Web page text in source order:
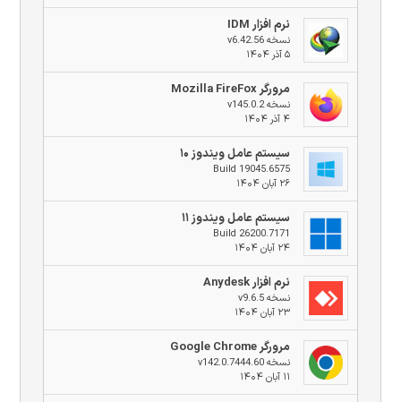
نرم افزار IDM
نسخه v6.42.56
۵ آذر ۱۴۰۴
مرورگر Mozilla FireFox
نسخه v145.0.2
۴ آذر ۱۴۰۴
سیستم عامل ویندوز ۱۰
Build 19045.6575
۲۶ آبان ۱۴۰۴
سیستم عامل ویندوز ۱۱
Build 26200.7171
۲۴ آبان ۱۴۰۴
نرم افزار Anydesk
نسخه v9.6.5
۲۳ آبان ۱۴۰۴
مرورگر Google Chrome
نسخه v142.0.7444.60
۱۱ آبان ۱۴۰۴